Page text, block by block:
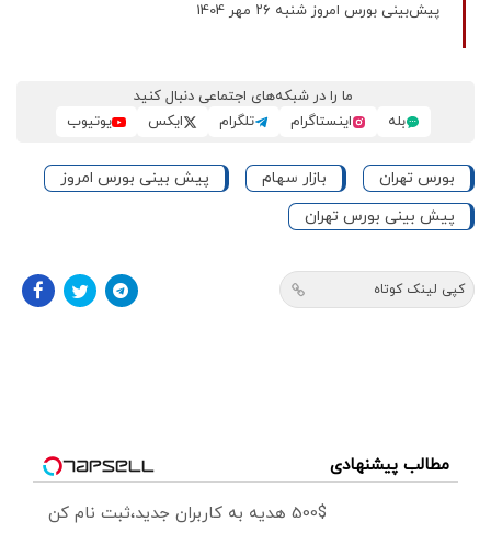
پیش‌بینی بورس امروز شنبه ۲۶ مهر 1404
ما را در شبکه‌های اجتماعی دنبال کنید
بله
اینستاگرام تلگرام ایکس یوتیوب
بورس تهران بازار سهام
پیش بینی بورس امروز
پیش بینی بورس تهران
کپی لینک کوتاه
مطالب پیشنهادی
500$ هدیه به کاربران جدید،ثبت نام کن